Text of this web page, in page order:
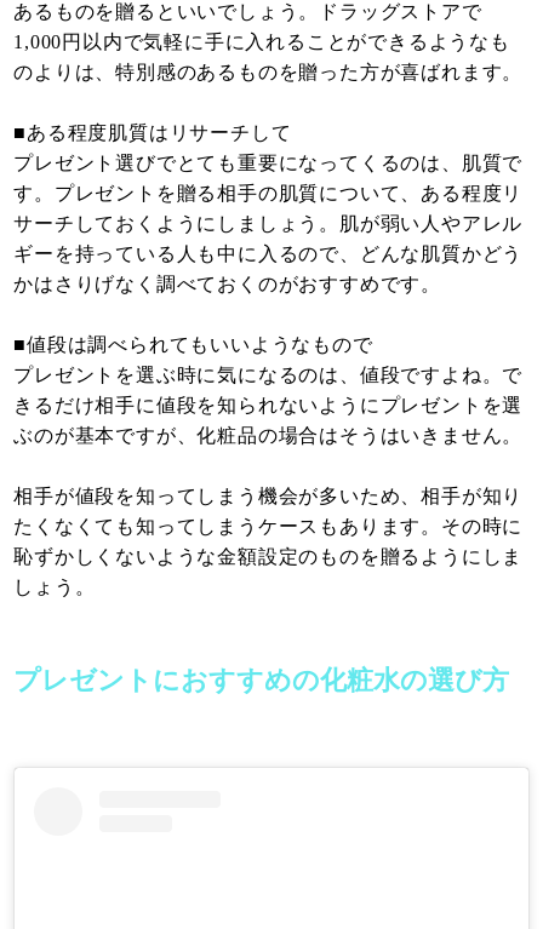
あるものを贈るといいでしょう。ドラッグストアで
1,000円以内で気軽に手に入れることができるようなも
のよりは、特別感のあるものを贈った方が喜ばれます。
■ある程度肌質はリサーチして
プレゼント選びでとても重要になってくるのは、肌質で
す。プレゼントを贈る相手の肌質について、ある程度リ
サーチしておくようにしましょう。肌が弱い人やアレル
ギーを持っている人も中に入るので、どんな肌質かどう
かはさりげなく調べておくのがおすすめです。
■値段は調べられてもいいようなもので
プレゼントを選ぶ時に気になるのは、値段ですよね。で
きるだけ相手に値段を知られないようにプレゼントを選
ぶのが基本ですが、化粧品の場合はそうはいきません。
相手が値段を知ってしまう機会が多いため、相手が知り
たくなくても知ってしまうケースもあります。その時に
恥ずかしくないような金額設定のものを贈るようにしま
しょう。
プレゼントにおすすめの化粧水の選び方